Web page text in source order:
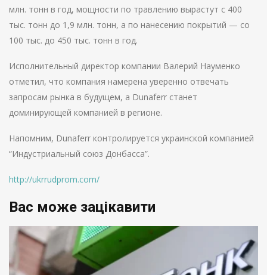
млн. тонн в год, мощности по травлению вырастут с 400
тыс. тонн до 1,9 млн. тонн, а по нанесению покрытий — со
100 тыс. до 450 тыс. тонн в год.
Исполнительный директор компании Валерий Науменко
отметил, что компания намерена уверенно отвечать
запросам рынка в будущем, а Dunaferr станет
доминирующей компанией в регионе.
Напомним, Dunaferr контролируется украинской компанией
“Индустриальный союз Донбасса”.
http://ukrrudprom.com/
Вас може зацікавити